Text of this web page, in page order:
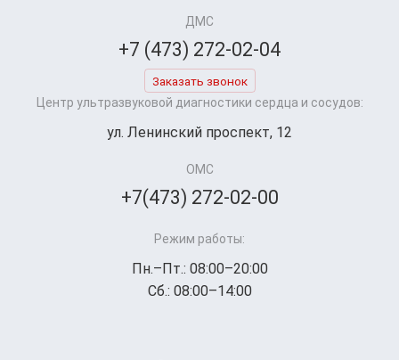
ДМС
+7 (473) 272-02-04
Заказать звонок
Центр ультразвуковой диагностики сердца и сосудов:
ул. Ленинский проспект, 12
ОМС
+7(473) 272-02-00
Режим работы:
Пн.–Пт.: 08:00–20:00
Сб.: 08:00–14:00